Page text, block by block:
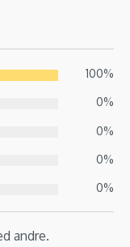
100%
0%
0%
0%
0%
andre.